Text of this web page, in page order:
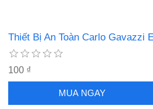
Thiết Bị An Toàn Carlo Gavazzi
100 ₫
MUA NGAY